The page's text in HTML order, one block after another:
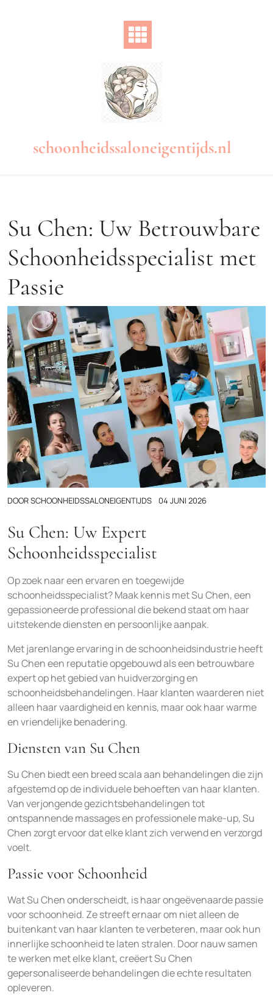
schoonheidssaloneigentijds.nl
Su Chen: Uw Betrouwbare
Schoonheidsspecialist met
Passie
DOORSCHOONHEIDSSALONEIGENTIJDS 04 JUNI 2026
Su Chen: Uw Expert
Schoonheidsspecialist
Op zoek naar een ervaren en toegewijde
schoonheidsspecialist? Maak kennis met Su Chen, een
gepassioneerde professional die bekend staat om haar
uitstekende diensten en persoonlijke aanpak.
Met jarenlange ervaring in de schoonheidsindustrie heeft
Su Chen een reputatie opgebouwd als een betrouwbare
expert op het gebied van huidverzorging en
schoonheidsbehandelingen. Haar klanten waarderen niet
alleen haar vaardigheid en kennis, maar ook haar warme
en vriendelijke benadering.
Diensten van Su Chen
Su Chen biedt een breed scala aan behandelingen die zijn
afgestemd op de individuele behoeften van haar klanten.
Van verjongende gezichtsbehandelingen tot
ontspannende massages en professionele make-up, Su
Chen zorgt ervoor dat elke klant zich verwend en verzorgd
voelt.
Passie voor Schoonheid
Wat Su Chen onderscheidt, is haar ongeëvenaarde passie
voor schoonheid. Ze streeft ernaar om niet alleen de
buitenkant van haar klanten te verbeteren, maar ook hun
innerlijke schoonheid te laten stralen. Door nauw samen
te werken met elke klant, creëert Su Chen
gepersonaliseerde behandelingen die echte resultaten
opleveren.